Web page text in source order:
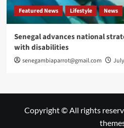
Featured News Lifestyle News
Senegal advances national
with disabilities
senegambiaparrot@gmail.com
Copyright © All rights